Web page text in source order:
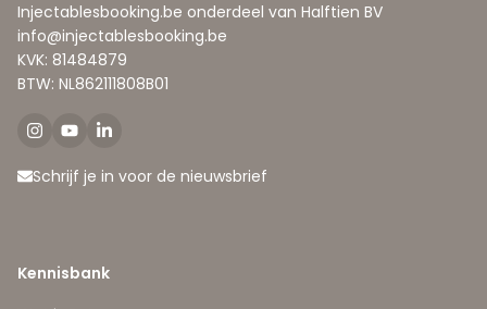
Injectablesbooking.be onderdeel van Halftien BV
info@injectablesbooking.be
KVK: 81484879
BTW: NL862111808B01
Schrijf je in voor de nieuwsbrief
Kennisbank